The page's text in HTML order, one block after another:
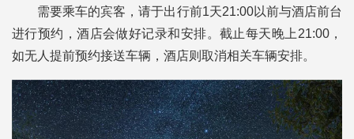
需要乘车的宾客，请于出行前1天21:00以前与酒店前台
进行预约，酒店会做好记录和安排。截止每天晚上21:00，
如无人提前预约接送车辆，酒店则取消相关车辆安排。